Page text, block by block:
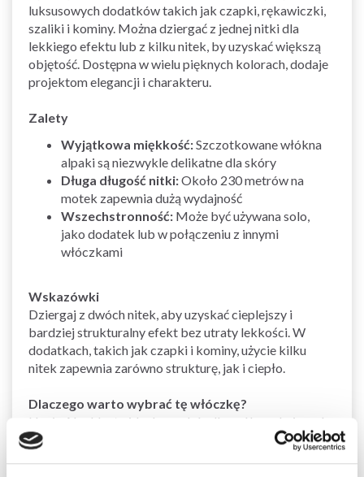
luksusowych dodatków takich jak czapki, rękawiczki,
szaliki i kominy. Można dziergać z jednej nitki dla
lekkiego efektu lub z kilku nitek, by uzyskać większą
objętość. Dostępna w wielu pięknych kolorach, dodaje
projektom elegancji i charakteru.
Zalety
Wyjątkowa miękkość:Szczotkowane włókna
alpaki są niezwykle delikatne dla skóry
Długa długość nitki:Około 230 metrów na
motek zapewnia dużą wydajność
Wszechstronność: Może być używana solo,
jako dodatek lub w połączeniu z innymi
włóczkami
Wskazówki
Dziergaj z dwóch nitek, aby uzyskać cieplejszy i
bardziej strukturalny efekt bez utraty lekkości. W
dodatkach, takich jak czapki i kominy, użycie kilku
nitek zapewnia zarówno strukturę, jak i ciepło.
Dlaczego warto wybrać tę włóczkę?
Navia Alpakka to idealny wybór dla osób szukających
luksusowej, miękkiej i lekkiej włóczki wysokiej jakości